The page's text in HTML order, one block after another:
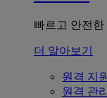
빠르고 안전
더 알아보기
원격 지원
원격 관리